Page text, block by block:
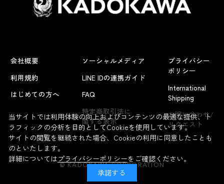
よくあるお問い合わせ
会社概要
利用規約
はじめての方へ
ソーシャルメディア
LINE IDの連携ガイド
FAQ
特定商取引法に
関する表示
プライバシー
ポリシー
International
Shipping
お問い合わせ/
リクエスト
© KADOKAWA CORPORATION
当サイトでは利用体験の向上およびコンテンツの最適な提供、ト
ラフィックの分析を目的としてCookieを使用しています。
サイトの閲覧を継続された場合、Cookieの利用に同意したことも
のといたします。
詳細についてはプライバシーポリシーをご確認ください。
承諾する